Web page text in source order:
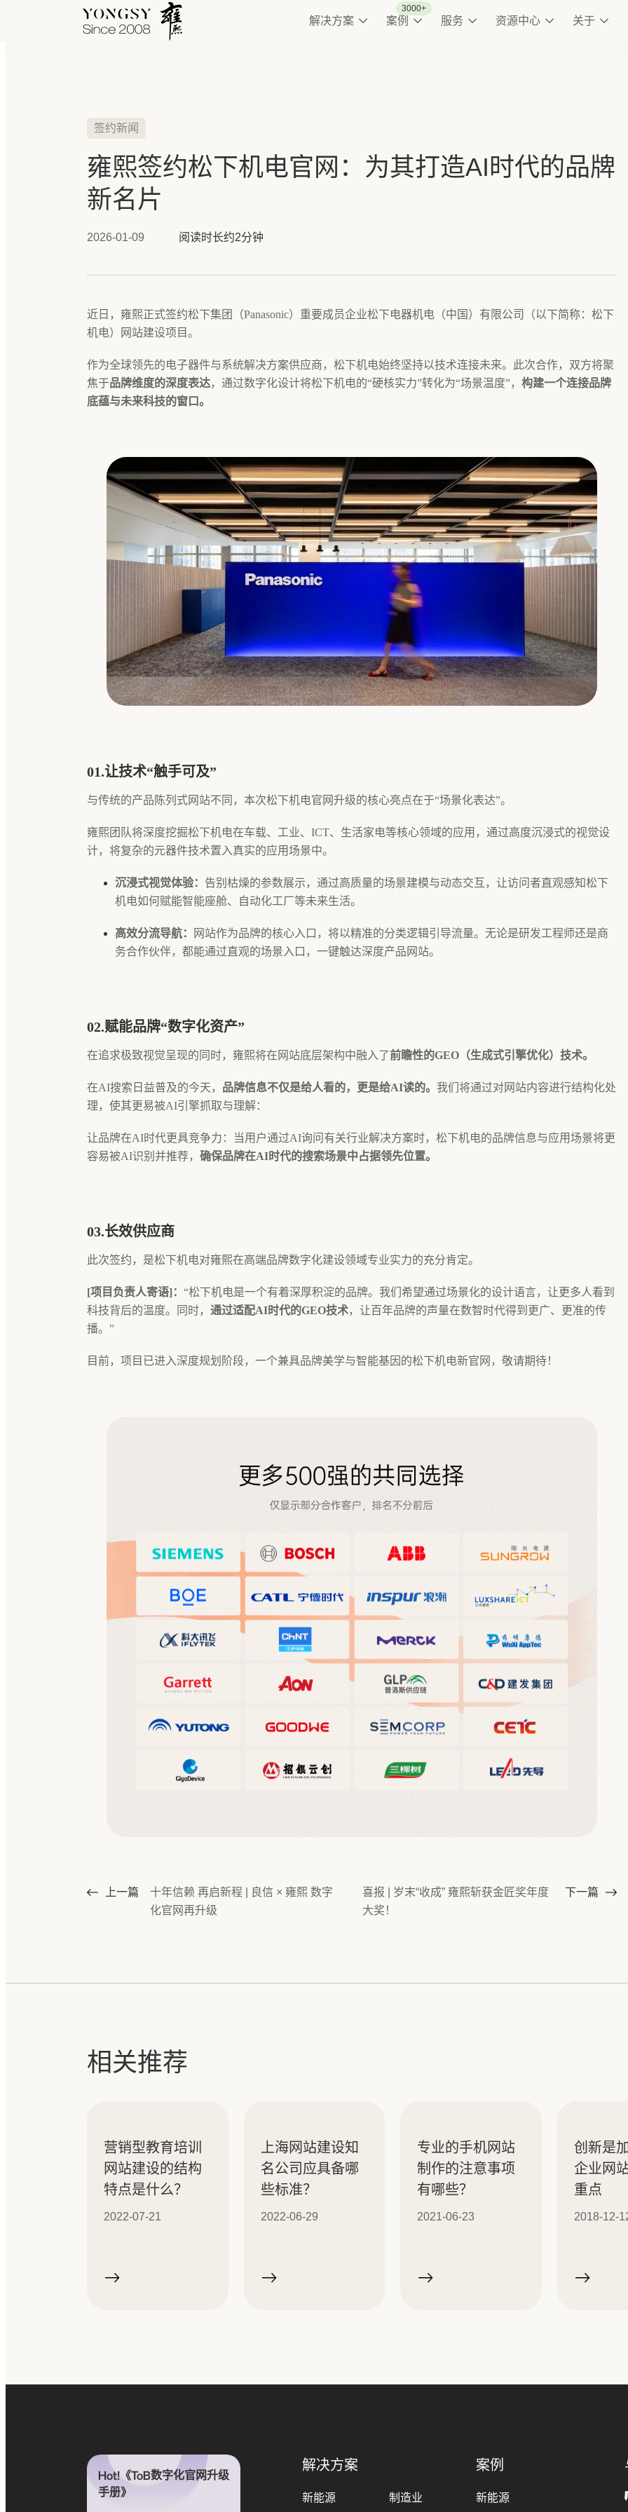
解决方案 案例
3000+
服务 资源中心 关于
快速链接
新能源案例
我们的业务
签约新闻
雍熙签约松下机电官网：为其打造AI时代的品牌
新名片
2026-01-09 阅读时长约2分钟
近日，雍熙正式签约松下集团（Panasonic）重要成员企业松下电器机电（中国）有限公司（以下简称：松下
机电）网站建设项目。
作为全球领先的电子器件与系统解决方案供应商，松下机电始终坚持以技术连接未来。此次合作，双方将聚
焦于品牌维度的深度表达，通过数字化设计将松下机电的“硬核实力”转化为“场景温度”，构建一个连接品牌
底蕴与未来科技的窗口。
01.让技术“触手可及”
与传统的产品陈列式网站不同，本次松下机电官网升级的核心亮点在于“场景化表达”。
雍熙团队将深度挖掘松下机电在车载、工业、ICT、生活家电等核心领域的应用，通过高度沉浸式的视觉设
计，将复杂的元器件技术置入真实的应用场景中。
沉浸式视觉体验： 告别枯燥的参数展示，通过高质量的场景建模与动态交互，让访问者直观感知松下
机电如何赋能智能座舱、自动化工厂等未来生活。
高效分流导航：
网站作为品牌的核心入口，将以精准的分类逻辑引导流量。无论是研发工程师还是商
务合作伙伴，都能通过直观的场景入口，一键触达深度产品网站。
02.赋能品牌“数字化资产”
在追求极致视觉呈现的同时，雍熙将在网站底层架构中融入了前瞻性的GEO（生成式引擎优化）技术。
在AI搜索日益普及的今天， 品牌信息不仅是给人看的，更是给AI读的。我们将通过对网站内容进行结构化处
理，使其更易被AI引擎抓取与理解：
让品牌在AI时代更具竞争力：当用户通过AI询问有关行业解决方案时，松下机电的品牌信息与应用场景将更
容易被AI识别并推荐，确保品牌在AI时代的搜索场景中占据领先位置。
03.长效供应商
此次签约，是松下机电对雍熙在高端品牌数字化建设领域专业实力的充分肯定。
[项目负责人寄语]：“松下机电是一个有着深厚积淀的品牌。我们希望通过场景化的设计语言，让更多人看到
科技背后的温度。同时，通过适配AI时代的GEO技术，让百年品牌的声量在数智时代得到更广、更准的传
播。”
目前，项目已进入深度规划阶段，一个兼具品牌美学与智能基因的松下机电新官网，敬请期待！
上一篇
十年信赖 再启新程 | 良信 × 雍熙 数字
化官网再升级
下一篇
喜报 | 岁末“收成” 雍熙斩获金匠奖年度
大奖！
相关推荐
营销型教育培训
网站建设的结构
特点是什么？
2022-07-21
上海网站建设知
名公司应具备哪
些标准？
2022-06-29
专业的手机网站
制作的注意事项
有哪些？
2021-06-23
创新是
企业网
重点
2018-12-
Hot!《ToB数字化官网升级
手册》
解决方案
新能源 制造业
案例
新能源